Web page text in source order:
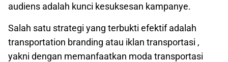
audiens adalah kunci kesuksesan kampanye.
Salah satu strategi yang terbukti efektif adalah
transportation branding atau iklan transportasi ,
yakni dengan memanfaatkan moda transportasi